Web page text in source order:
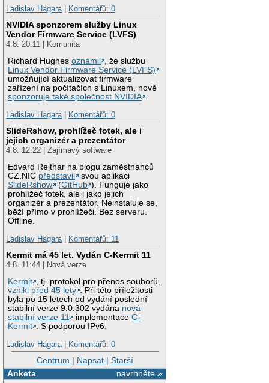
Ladislav Hagara| Komentářů: 0
NVIDIA sponzorem služby Linux
Vendor Firmware Service (LVFS)
4.8. 20:11 | Komunita
Richard Hughesoznámil
, že službu
Linux Vendor Firmware Service (LVFS)
umožňující aktualizovat firmware
zařízení na počítačích s Linuxem, nově
sponzoruje také společnost NVIDIA .
Ladislav Hagara| Komentářů: 0
SlideRshow, prohlížeč fotek, ale i
jejich organizér a prezentátor
4.8. 12:22 | Zajímavý software
Edvard Rejthar na blogu zaměstnanců
CZ.NIC představil
svou aplikaci
SlideRshow
(GitHub ). Funguje jako
prohlížeč fotek, ale i jako jejich
organizér a prezentátor. Neinstaluje se,
běží přímo v prohlížeči. Bez serveru.
Offline.
Ladislav Hagara| Komentářů: 11
Kermit má 45 let. Vydán C-Kermit 11
4.8. 11:44 | Nová verze
Kermit , tj. protokol pro přenos souborů,
vznikl před 45 lety . Při této příležitosti
byla po 15 letech od vydání poslední
stabilní verze 9.0.302 vydána nová
stabilní verze 11
implementaceC-
Kermit . S podporou IPv6.
Ladislav Hagara| Komentářů: 0
Centrum | Napsat| Starší
navrhněte »
Anketa